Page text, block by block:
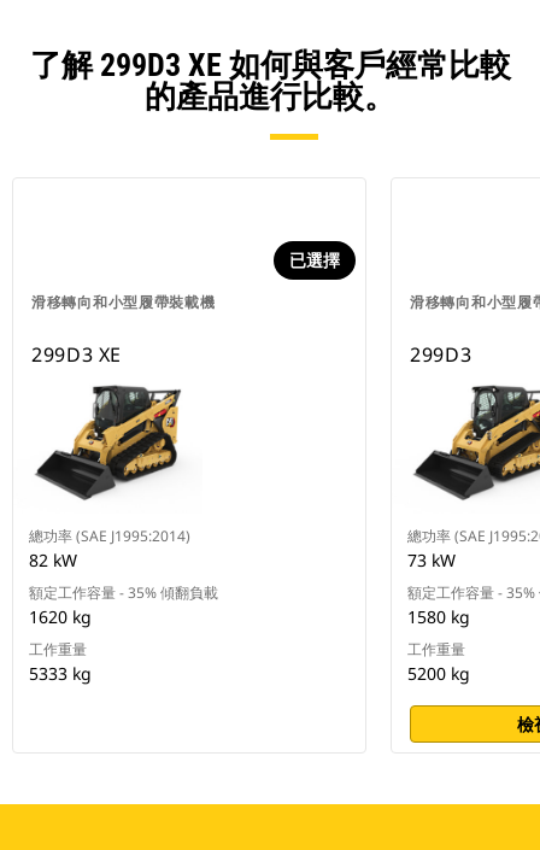
了解 299D3 XE 如何與客戶經常比較
的產品進行比較。
滑移轉向和小型履帶裝載機
已選擇
299D3 XE
總功率 (SAE J1995:2014)
82 kW
額定工作容量 - 35% 傾翻負載
1620 kg
工作重量
5333 kg
滑移轉向和小型履
299D3
總功率 (SAE
73 kW
額定工作容量 - 35%
1580 kg
工作重量
5200 kg
檢